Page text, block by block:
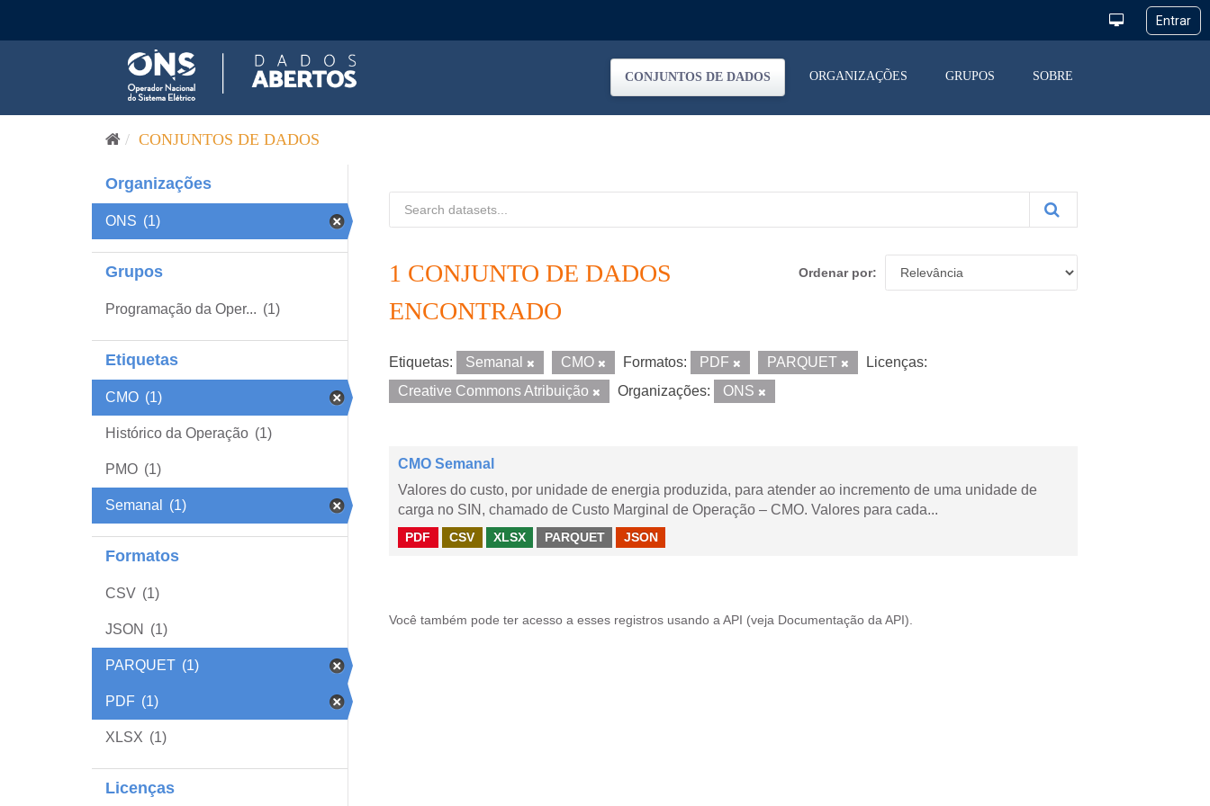
CONJUNTOS DE DADOS ORGANIZAÇÕES GRUPOS SOBRE
CONJUNTOS DE DADOS
Organizações
ONS (1)
Grupos
Programação da Oper... (1)
Etiquetas
CMO (1)
Histórico da Operação (1)
PMO (1)
Semanal (1)
Formatos
CSV (1)
JSON (1)
PARQUET (1)
PDF (1)
XLSX (1)
Licenças
Ordenar por
1 CONJUNTO DE DADOS
ENCONTRADO
Etiquetas: Semanal CMO Formatos: PDF PARQUET
Licenças:
Creative Commons Atribuição
Organizações: ONS
CMO Semanal
Valores do custo, por unidade de energia produzida, para atender ao incremento de uma unidade de
carga no SIN, chamado de Custo Marginal de Operação – CMO. Valores para cada...
PDF CSV XLSX PARQUET JSON
Você também pode ter acesso a esses registros usando a API (veja Documentação da API ).